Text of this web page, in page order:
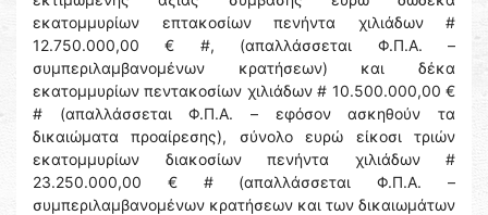
εκατομμυρίων επτακοσίων πενήντα χιλιάδων #
12.750.000,00 € #, (απαλλάσσεται Φ.Π.Α. –
συμπεριλαμβανομένων κρατήσεων) και δέκα
εκατομμυρίων πεντακοσίων χιλιάδων # 10.500.000,00 €
# (απαλλάσσεται Φ.Π.Α. – εφόσον ασκηθούν τα
δικαιώματα προαίρεσης), σύνολο ευρώ είκοσι τριών
εκατομμυρίων διακοσίων πενήντα χιλιάδων #
23.250.000,00 € # (απαλλάσσεται Φ.Π.Α. –
συμπεριλαμβανομένων κρατήσεων και των δικαιωμάτων